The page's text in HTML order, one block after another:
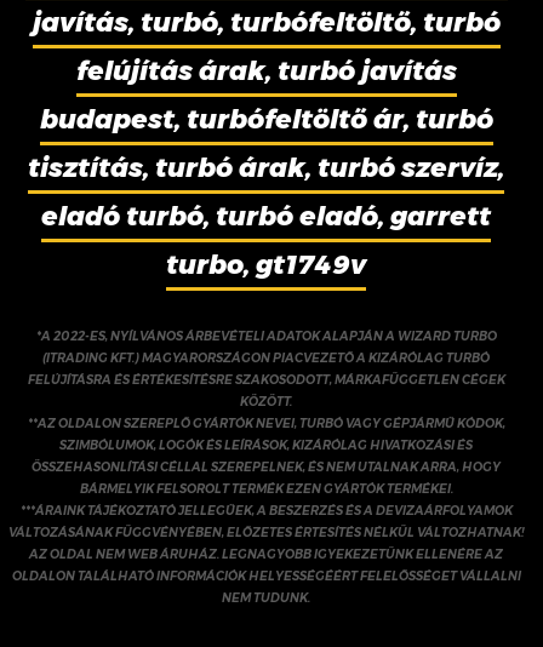
javítás, turbó, turbófeltöltő, turbó
felújítás árak, turbó javítás
budapest, turbófeltöltő ár, turbó
tisztítás, turbó árak, turbó szervíz,
eladó turbó, turbó eladó, garrett
turbo, gt1749v
*A 2022-ES, NYÍLVÁNOS ÁRBEVÉTELI ADATOK ALAPJÁN A WIZARD TURBO
(ITRADING KFT.) MAGYARORSZÁGON PIACVEZETŐ A KIZÁRÓLAG TURBÓ
FELÚJÍTÁSRA ÉS ÉRTÉKESÍTÉSRE SZAKOSODOTT, MÁRKAFÜGGETLEN CÉGEK
KÖZÖTT.
**AZ OLDALON SZEREPLŐ GYÁRTÓK NEVEI, TURBÓ VAGY GÉPJÁRMŰ KÓDOK,
SZIMBÓLUMOK, LOGÓK ÉS LEÍRÁSOK, KIZÁRÓLAG HIVATKOZÁSI ÉS
ÖSSZEHASONLÍTÁSI CÉLLAL SZEREPELNEK, ÉS NEM UTALNAK ARRA, HOGY
BÁRMELYIK FELSOROLT TERMÉK EZEN GYÁRTÓK TERMÉKEI.
***ÁRAINK TÁJÉKOZTATÓ JELLEGŰEK, A BESZERZÉS ÉS A DEVIZAÁRFOLYAMOK
VÁLTOZÁSÁNAK FÜGGVÉNYÉBEN, ELŐZETES ÉRTESÍTÉS NÉLKÜL VÁLTOZHATNAK!
AZ OLDAL NEM WEB ÁRUHÁZ. LEGNAGYOBB IGYEKEZETÜNK ELLENÉRE AZ
OLDALON TALÁLHATÓ INFORMÁCIÓK HELYESSÉGÉÉRT FELELŐSSÉGET VÁLLALNI
NEM TUDUNK.